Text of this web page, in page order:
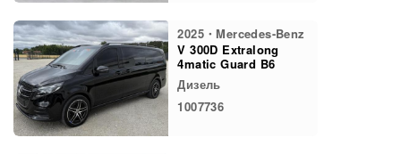
2025・Mercedes-Benz
V 300D Extralong
4matic Guard B6
Дизель
1007736